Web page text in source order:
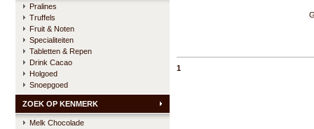
Pralines
Truffels
Fruit & Noten
Specialiteiten
Tabletten & Repen
Drink Cacao
Holgoed
Snoepgoed
ZOEK OP KENMERK
Melk Chocolade
1